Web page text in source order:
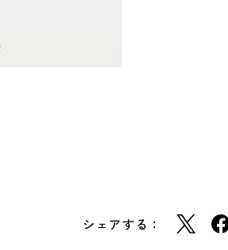
シェアする：